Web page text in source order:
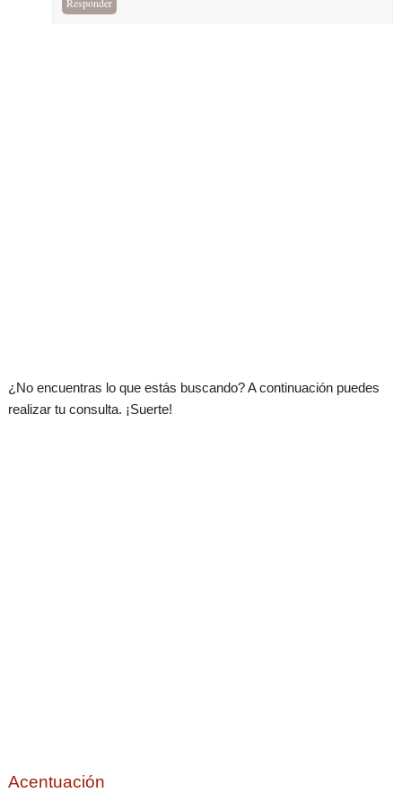
Responder
¿No encuentras lo que estás buscando? A continuación puedes
realizar tu consulta. ¡Suerte!
Acentuación